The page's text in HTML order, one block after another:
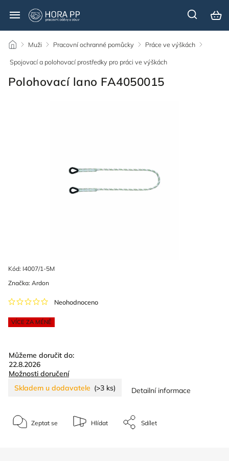
/ Muži / Pracovní ochranné pomůcky / Práce ve výškách /
Spojovací a polohovací prostředky pro práci ve výškách
Polohovací lano FA4050015
Kód: I4007/1-5M
VÍCE ZA MÉNĚ
Neohodnoceno
Značka: Ardon
Můžeme doručit do:
22.8.2026
Možnosti doručení
Skladem u dodavatele (>3 ks) Detailní informace
Zeptat se Hlídat Sdílet